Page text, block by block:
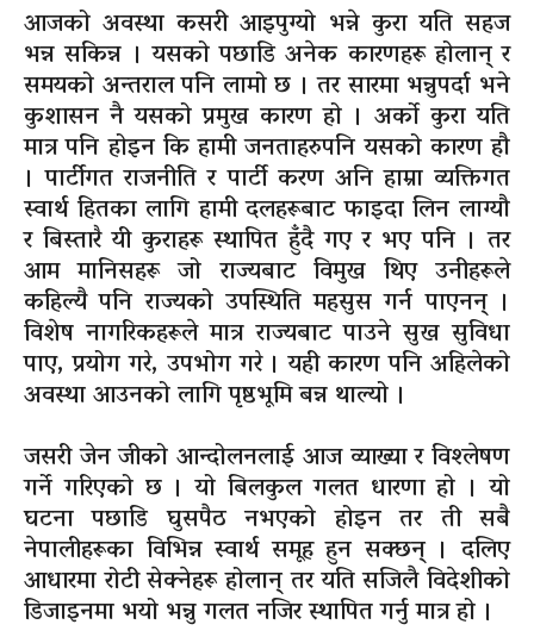
आजको अवस्था कसरी आइपुग्यो भन्ने कुरा यति सहज
भन्न सकिन्न । यसको पछाडि अनेक कारणहरू होलान् र
समयको अन्तराल पनि लामो छ । तर सारमा भन्नुपर्दा भने
कुशासन नै यसको प्रमुख कारण हो । अर्को कुरा यति
मात्र पनि होइन कि हामी जनताहरुपनि यसको कारण हौ
। पार्टीगत राजनीति र पार्टी करण अनि हाम्रा व्यक्तिगत
स्वार्थ हितका लागि हामी दलहरूबाट फाइदा लिन लाग्यौ
र बिस्तारै यी कुराहरू स्थापित हुँदै गए र भए पनि । तर
आम मानिसहरू जो राज्यबाट विमुख थिए उनीहरूले
कहिल्यै पनि राज्यको उपस्थिति महसुस गर्न पाएनन् ।
विशेष नागरिकहरूले मात्र राज्यबाट पाउने सुख सुविधा
पाए, प्रयोग गरे, उपभोग गरे । यही कारण पनि अहिलेको
अवस्था आउनको लागि पृष्ठभूमि बन्न थाल्यो ।
जसरी जेन जीको आन्दोलनलाई आज व्याख्या र विश्लेषण
गर्ने गरिएको छ । यो बिलकुल गलत धारणा हो । यो
घटना पछाडि घुसपैठ नभएको होइन तर ती सबै
नेपालीहरूका विभिन्न स्वार्थ समूह हुन सक्छन् । दलिए
आधारमा रोटी सेक्नेहरू होलान् तर यति सजिलै विदेशीको
डिजाइनमा भयो भन्नु गलत नजिर स्थापित गर्नु मात्र हो ।